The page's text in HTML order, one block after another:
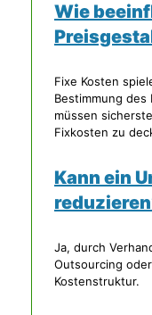
Wie
Fixe Kosten
Bestimmung
müssen
Fixkosten zu
Kann ein
Ja, durch
Outsourcing
Kostenstruktur.